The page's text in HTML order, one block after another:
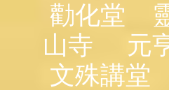
勸化堂
山寺
元
文殊講堂